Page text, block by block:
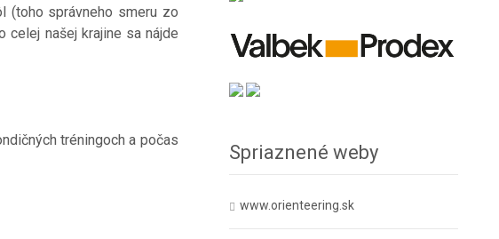
(toho správneho smeru zo
celej našej krajine sa nájde
tréningoch a počas
Spriaznené weby
www.orienteering.sk